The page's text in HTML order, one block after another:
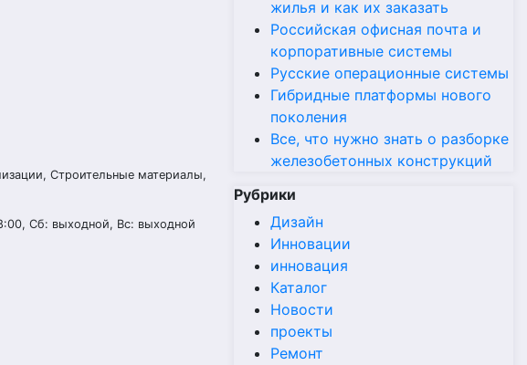
Строительные материалы,
Сб: выходной, Вс: выходной
жилья и как их заказать
Российская офисная почта и
корпоративные системы
Русские операционные системы
Гибридные платформы нового
поколения
Все, что нужно знать о разборке
железобетонных конструкций
Рубрики
Дизайн
Инновации
инновация
Каталог
Новости
проекты
Ремонт